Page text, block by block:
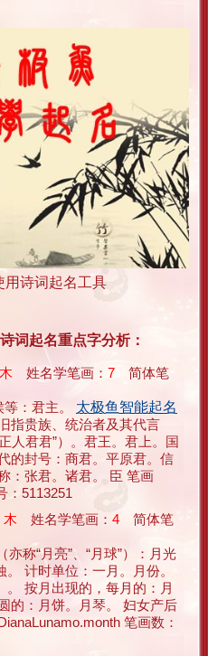
用诗词起名工具
词起名重点字分析：
木 姓名学笔画： 7 简体笔
：君主。 太极鱼智能起名
指贵族、统治者及其代言
人君君”）。君王。君上。国
的封号：商君。平原君。信
：张君。诸君。 臣 笔画
：5113251
木 姓名学笔画： 4 简体笔
称“月亮”、“月球”）：月光
。 计时单位：一月。月份。
按月出现的，每月的：月
的：月饼。月琴。 妇女产后
笔画数：